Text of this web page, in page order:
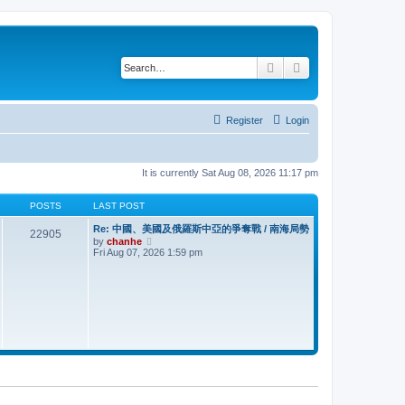
Search
Login
Register
It is currently Sat Aug 08, 2026 11:17 pm
POSTS LAST POST
22905
Re: 中國、美國及俄羅斯中亞的爭奪戰 / 南海局勢
by chanhe
i
e
Fri Aug 07, 2026 1:59 pm